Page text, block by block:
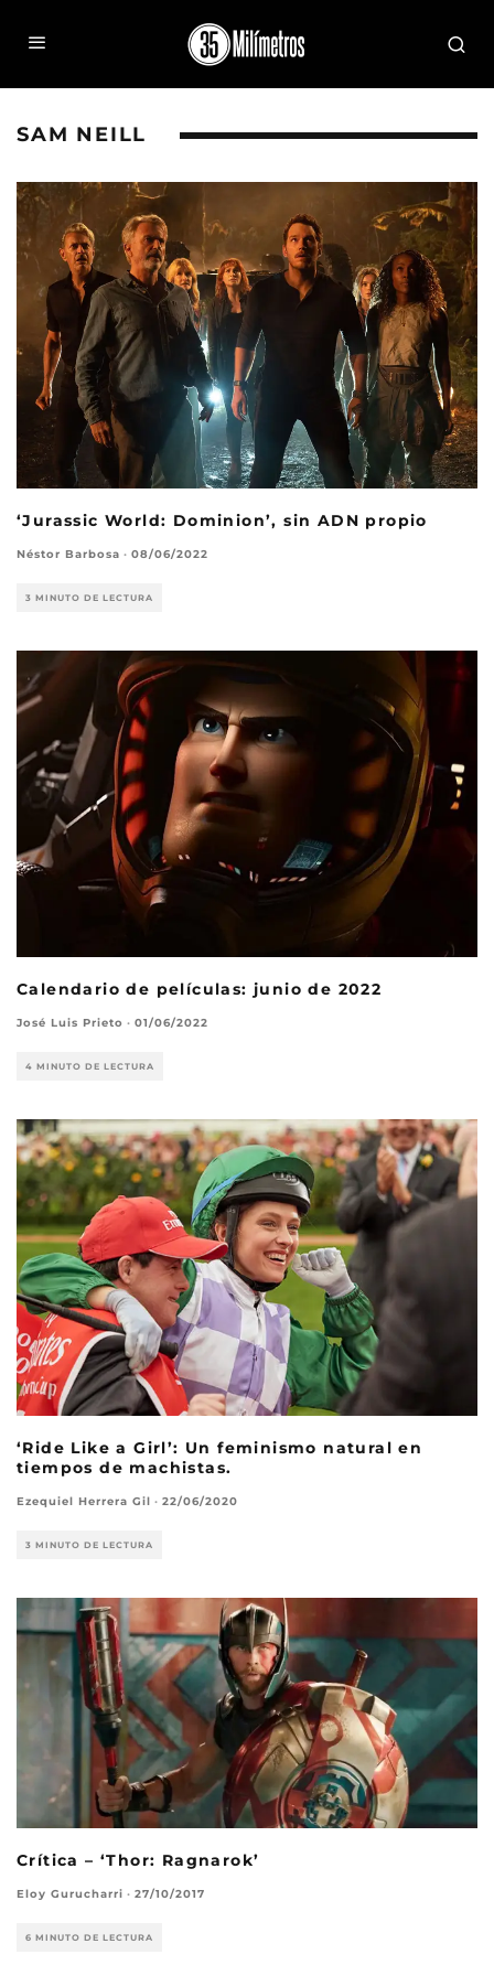
SAM NEILL
‘Jurassic World: Dominion’, sin ADN propio
Néstor Barbosa · 08/06/2022
3 MINUTO DE LECTURA
Calendario de películas: junio de 2022
José Luis Prieto · 01/06/2022
4 MINUTO DE LECTURA
‘Ride Like a Girl’: Un feminismo natural en
tiempos de machistas.
Ezequiel Herrera Gil · 22/06/2020
3 MINUTO DE LECTURA
Crítica – ‘Thor: Ragnarok’
Eloy Gurucharri · 27/10/2017
6 MINUTO DE LECTURA